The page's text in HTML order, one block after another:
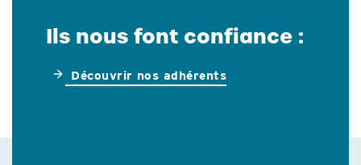
Ils nous font confiance :
Découvrir nos adhérents